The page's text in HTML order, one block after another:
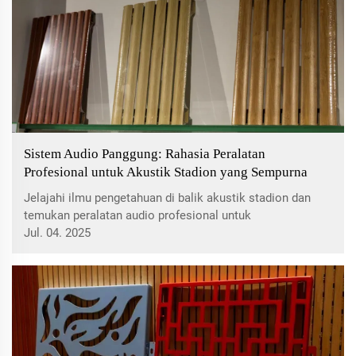
Sistem Audio Panggung: Rahasia Peralatan
Profesional untuk Akustik Stadion yang Sempurna
Jelajahi ilmu pengetahuan di balik akustik stadion dan
temukan peralatan audio profesional untuk
mengoptimalkan sistem suara di venue besar. Pelajari
dan tantangan arsitektural, serta tren masa depan seperti
optimasi berbasis AI. Cocok untuk mereka yang tertarik
pada solusi rekayasa suara untuk stadion.
Jul. 04. 2025